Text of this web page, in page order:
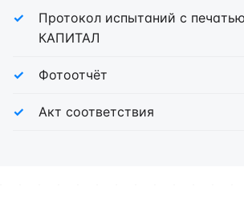
Протокол испытаний с
КАПИТАЛ
Фотоотчёт
Акт соответствия